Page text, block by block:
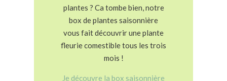
plantes ? Ca tombe bien, notre
box de plantes saisonnière
vous fait découvrir une plante
fleurie comestible tous les trois
mois !
Je découvre la box saisonnière